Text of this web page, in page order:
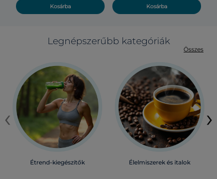
Kosárba Kosárba
Legnépszerűbb kategóriák
Összes
Étrend-kiegészítők Élelmiszerek és italok
‹ ›